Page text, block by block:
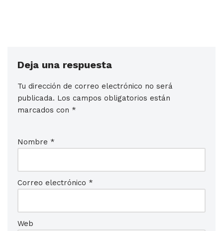
Deja una respuesta
Tu dirección de correo electrónico no será
publicada. Los campos obligatorios están
marcados con *
Nombre *
Correo electrónico *
Web